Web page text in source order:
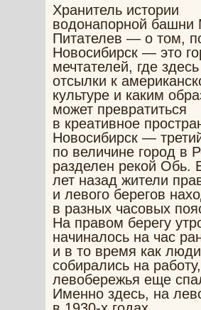
Хранитель истории
водонапорной башни
Питателев — о том,
Новосибирск — это
мечтателей, где
отсылки к
культуре и каким
может превратиться
в креативное
Новосибирск —
по величине город в
разделен рекой Обь.
лет назад жители
и левого берегов
в разных часовых
На правом берегу
начиналось на час
и в то время как
собирались на
левобережья еще
Именно здесь, на